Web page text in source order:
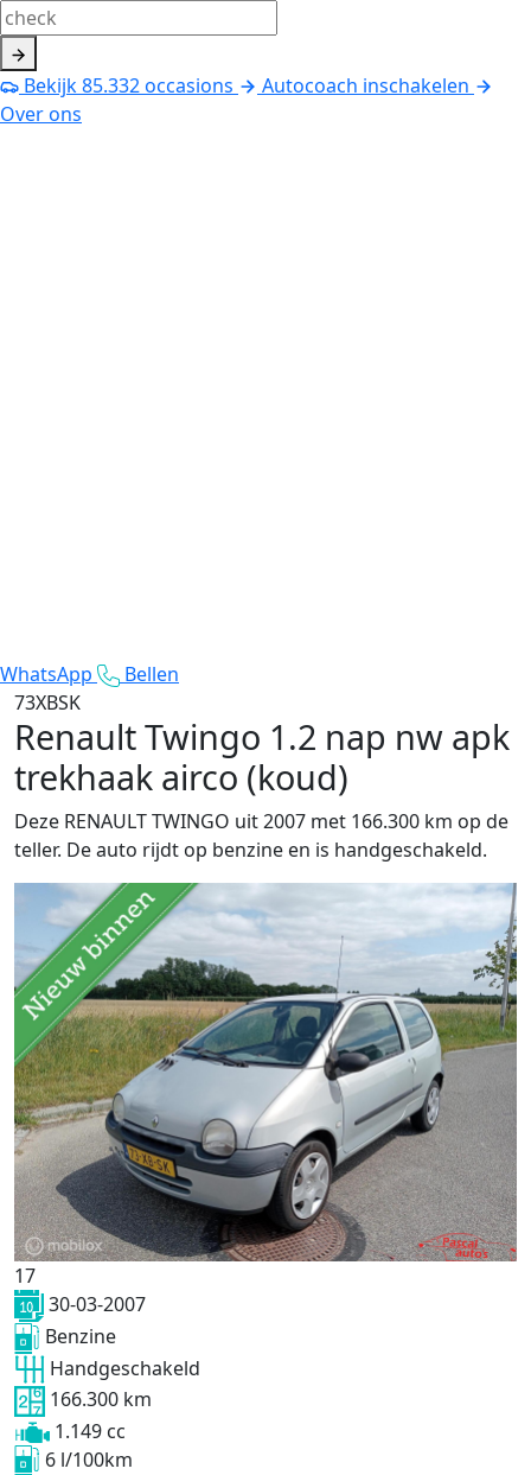
Bekijk85.332occasions
Autocoach inschakelen
Over ons
WhatsApp
Bellen
73XBSK
Renault Twingo 1.2 nap nw apk
trekhaak airco (koud)
Deze RENAULT TWINGO uit 2007 met 166.300 km op de
teller. De auto rijdt op benzine en is handgeschakeld.
17
30-03-2007
Benzine
Handgeschakeld
166.300 km
1.149 cc
6 l/100km